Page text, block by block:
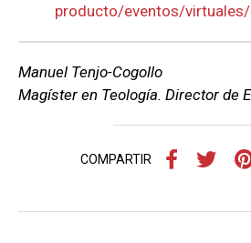
producto/eventos/virtuales/
Manuel Tenjo-Cogollo
Magíster en Teología. Director de
COMPARTIR